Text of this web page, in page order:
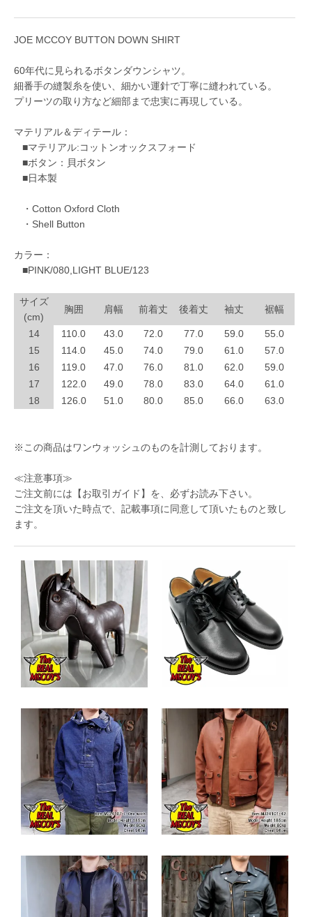
JOE MCCOY BUTTON DOWN SHIRT
60年代に見られるボタンダウンシャツ。
細番手の縫製糸を使い、細かい運針で丁寧に縫われている。
プリーツの取り方など細部まで忠実に再現している。
マテリアル＆ディテール：
■マテリアル:コットンオックスフォード
■ボタン：貝ボタン
■日本製
・Cotton Oxford Cloth
・Shell Button
カラー：
■PINK/080,LIGHT BLUE/123
サイズ
(cm)
胸囲 肩幅 前着丈 後着丈 袖丈 裾幅
14 110.0 43.0 72.0 77.0 59.0
55.0
15
114.0 45.0 74.0 79.0 61.0
57.0
16
119.0 47.0 76.0 81.0 62.0
59.0
17
122.0 49.0 78.0 83.0 64.0
61.0
18
126.0 51.0 80.0 85.0 66.0 63.0
※この商品はワンウォッシュのものを計測しております。
≪注意事項≫
ご注文前には 【お取引ガイド】 を、必ずお読み下さい。
ご注文を頂いた時点で、記載事項に同意して頂いたものと致し
ます。